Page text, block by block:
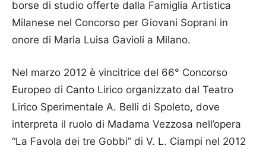
borse di studio offerte dalla Famiglia Artistica
Milanese nel Concorso per Giovani Soprani in
onore di Maria Luisa Gavioli a Milano.
Nel marzo 2012 è vincitrice del 66° Concorso
Europeo di Canto Lirico organizzato dal Teatro
Lirico Sperimentale A. Belli di Spoleto, dove
interpreta il ruolo di Madama Vezzosa nell’opera
“La Favola dei tre Gobbi” di V. L. Ciampi nel 2012